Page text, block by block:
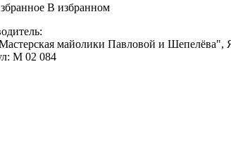
В избранном
майолики Павловой и Шепелёва",
M 02 084